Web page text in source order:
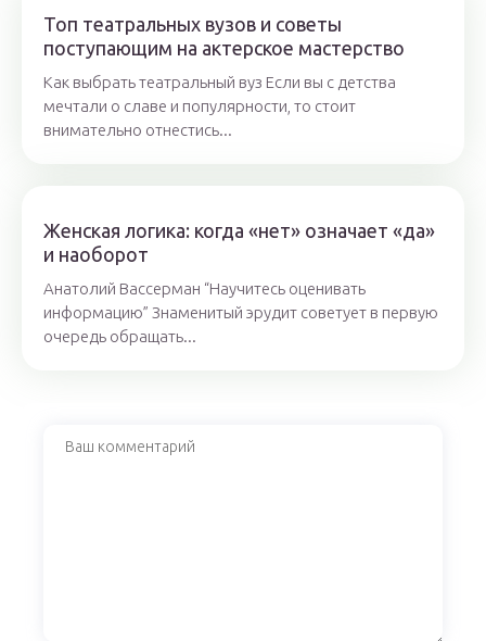
Топ театральных вузов и советы
поступающим на актерское мастерство
Как выбрать театральный вуз Если вы с детства
мечтали о славе и популярности, то стоит
внимательно отнестись...
Женская логика: когда «нет» означает «да»
и наоборот
Анатолий Вассерман “Научитесь оценивать
информацию” Знаменитый эрудит советует в первую
очередь обращать...